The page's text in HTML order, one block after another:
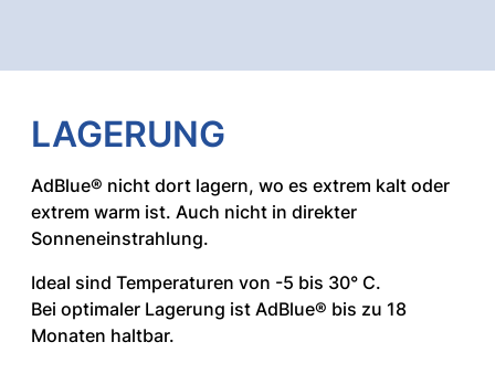
LAGERUNG
AdBlue® nicht dort lagern, wo es extrem kalt oder
extrem warm ist. Auch nicht in direkter
Sonneneinstrahlung.
Ideal sind Temperaturen von -5 bis 30° C.
Bei optimaler Lagerung ist AdBlue® bis zu 18
Monaten haltbar.